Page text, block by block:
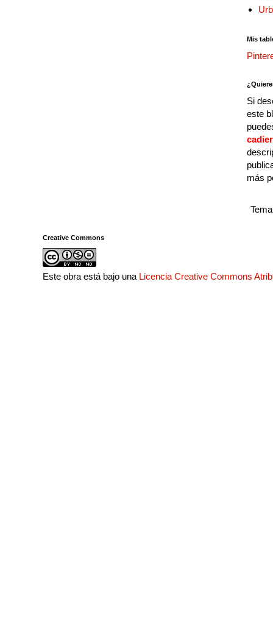
Mis
Si
este
más
Creative Commons
Este obra está bajo una Licencia Creative Commons